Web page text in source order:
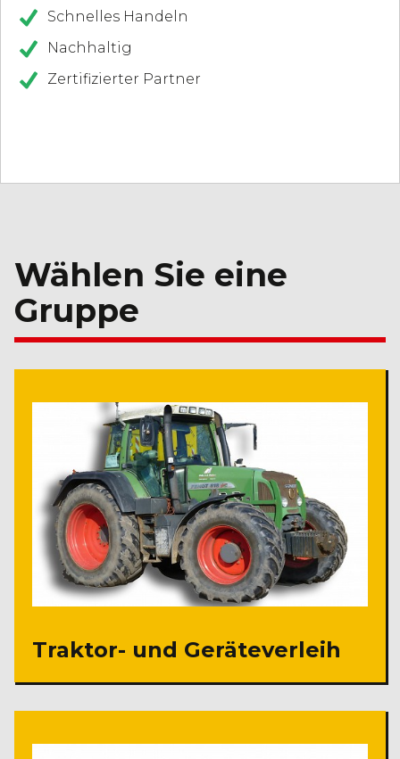
Schnelles Handeln
Nachhaltig
Zertifizierter Partner
Wählen Sie eine
Gruppe
Traktor- und Geräteverleih